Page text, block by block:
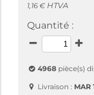
1,16 € HTVA
Quantité :
4968 pièce(s)
Livraison : MAR